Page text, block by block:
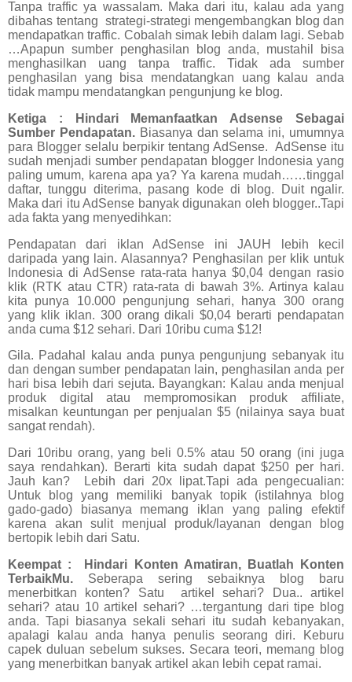
Tanpa traffic ya wassalam. Maka dari itu, kalau ada yang
dibahas tentang strategi-strategi mengembangkan blog dan
mendapatkan traffic. Cobalah simak lebih dalam lagi. Sebab
…Apapun sumber penghasilan blog anda, mustahil bisa
menghasilkan uang tanpa traffic. Tidak ada sumber
penghasilan yang bisa mendatangkan uang kalau anda
tidak mampu mendatangkan pengunjung ke blog.
Ketiga : Hindari Memanfaatkan Adsense Sebagai
Sumber Pendapatan. Biasanya dan selama ini, umumnya
para Blogger selalu berpikir tentang AdSense. AdSense itu
sudah menjadi sumber pendapatan blogger Indonesia yang
paling umum, karena apa ya? Ya karena mudah……tinggal
daftar, tunggu diterima, pasang kode di blog. Duit ngalir.
Maka dari itu AdSense banyak digunakan oleh blogger..Tapi
ada fakta yang menyedihkan:
Pendapatan dari iklan AdSense ini JAUH lebih kecil
daripada yang lain. Alasannya? Penghasilan per klik untuk
Indonesia di AdSense rata-rata hanya $0,04 dengan rasio
klik (RTK atau CTR) rata-rata di bawah 3%. Artinya kalau
kita punya 10.000 pengunjung sehari, hanya 300 orang
yang klik iklan. 300 orang dikali $0,04 berarti pendapatan
anda cuma $12 sehari. Dari 10ribu cuma $12!
Gila. Padahal kalau anda punya pengunjung sebanyak itu
dan dengan sumber pendapatan lain, penghasilan anda per
hari bisa lebih dari sejuta. Bayangkan: Kalau anda menjual
produk digital atau mempromosikan produk affiliate,
misalkan keuntungan per penjualan $5 (nilainya saya buat
sangat rendah).
Dari 10ribu orang, yang beli 0.5% atau 50 orang (ini juga
saya rendahkan). Berarti kita sudah dapat $250 per hari.
Jauh kan?
Lebih dari 20x lipat.Tapi ada pengecualian:
Untuk blog yang memiliki banyak topik (istilahnya blog
gado-gado) biasanya memang iklan yang paling efektif
karena akan sulit menjual produk/layanan dengan blog
bertopik lebih dari Satu.
Keempat :
Hindari Konten Amatiran, Buatlah Konten
TerbaikMu. Seberapa sering sebaiknya blog baru
menerbitkan konten? Satu artikel sehari? Dua.. artikel
sehari? atau 10 artikel sehari? …tergantung dari tipe blog
anda. Tapi biasanya sekali sehari itu sudah kebanyakan,
apalagi kalau anda hanya penulis seorang diri. Keburu
capek duluan sebelum sukses. Secara teori, memang blog
yang menerbitkan banyak artikel akan lebih cepat ramai.